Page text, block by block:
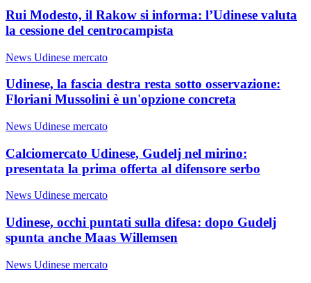
Rui Modesto, il Rakow si informa: l’Udinese valuta
la cessione del centrocampista
News Udinese mercato
Udinese, la fascia destra resta sotto osservazione:
Floriani Mussolini è un'opzione concreta
News Udinese mercato
Calciomercato Udinese, Gudelj nel mirino:
presentata la prima offerta al difensore serbo
News Udinese mercato
Udinese, occhi puntati sulla difesa: dopo Gudelj
spunta anche Maas Willemsen
News Udinese mercato